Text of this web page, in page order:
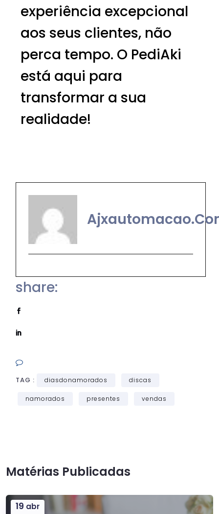
experiência excepcional
aos seus clientes, não
perca tempo. O PediAki
está aqui para
transformar a sua
realidade!
share:
TAG : diasdonamorados discas
namorados presentes vendas
Matérias Publicadas
19 abr